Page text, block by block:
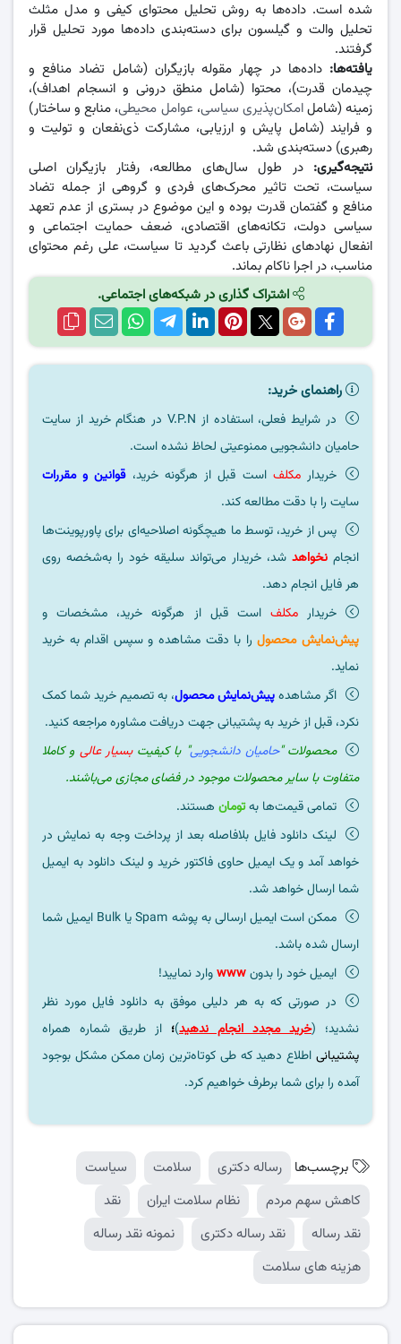
شده است. داده‌ها به روش تحلیل محتوای کیفی و مدل مثلث
تحلیل والت و گیلسون برای دسته‌بندی داده‌ها مورد تحلیل قرار
گرفتند.
یافته‌ها:داده‌ها در چهار مقوله بازیگران (شامل تضاد منافع و
چیدمان قدرت)، محتوا (شامل منطق درونی و انسجام اهداف)،
زمینه (شاملامکان‌پذیری سیاسی، عوامل محیطی، منابع و ساختار)
و فرایند (شامل پایش و ارزیابی، مشارکت ذی‌نفعان و تولیت و
رهبری) دسته‌بندی شد.
نتیجه‌گیری:در طول سال‌های مطالعه، رفتار بازیگران اصلی
سیاست، تحت تاثیر محرک‌های فردی و گروهی از جمله تضاد
منافع و گفتمان قدرت بوده و این موضوع در بستری از عدم تعهد
سیاسی دولت، تکانه‌های اقتصادی، ضعف حمایت اجتماعی و
انفعال نهادهای نظارتی باعث گردید تا سیاست، علی رغم محتوای
مناسب، در اجرا ناکام بماند.
اشتراک گذاری در شبکه‌های اجتماعی.
راهنمای خرید:
در شرایط فعلی، استفاده از V.P.N در هنگام خرید از سایت
حامیان دانشجویی ممنوعیتی لحاظ نشده است.
خریدارمکلف است قبل از هرگونه خرید،قوانین و مقررات
سایت را با دقت مطالعه کند.
پس از خرید، توسط ما هیچگونه اصلاحیه‌ای برای پاورپوینت‌ها
انجام نخواهد شد، خریدار می‌تواند سلیقه خود را به‌شخصه روی
هر فایل انجام دهد.
خریدارمکلف است قبل از هرگونه خرید، مشخصات و
پیش‌نمایش محصولرا با دقت مشاهده و سپس اقدام به خرید
نماید.
اگر مشاهدهپیش‌نمایش محصول، به تصمیم خرید شما کمک
نکرد، قبل از خرید به پشتیبانی جهت دریافت مشاوره مراجعه کنید.
محصولات "حامیان دانشجویی" با کیفیت بسیار عالی و کاملا
متفاوت با سایر محصولات موجود در فضای مجازی می‌باشند.
تمامی قیمت‌ها بهتومان هستند.
لینک دانلود فایل بلافاصله بعد از پرداخت وجه به نمایش در
خواهد آمد و یک ایمیل حاوی فاکتور خرید و لینک دانلود به ایمیل
شما ارسال خواهد شد.
ممکن است ایمیل ارسالی به پوشه Spam یا Bulk ایمیل شما
ارسال شده باشد.
ایمیل خود را بدونwwwوارد نمایید!
در صورتی که به هر دلیلی موفق به دانلود فایل مورد نظر
نشدید؛ (خرید مجدد انجام ندهید)؛ از طریق شماره همراه
پشتیبانی اطلاع دهید که طی کوتاه‌ترین زمان ممکن مشکل بوجود
آمده را برای شما برطرف خواهیم کرد.
برچسب‌ها رساله دکتری سلامت
سیاست
کاهش سهم مردم
نظام سلامت ایران
نقد
نقد رساله
نقد رساله دکتری
نمونه نقد رساله
هزینه های سلامت